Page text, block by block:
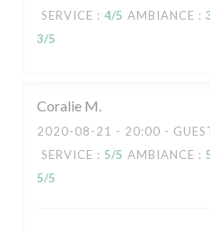
SERVICE : 4/5 AMBIANCE :
3/5
Coralie M
2020-08-21 - 20:00 -
SERVICE : 5/5 AMBIANCE :
5/5